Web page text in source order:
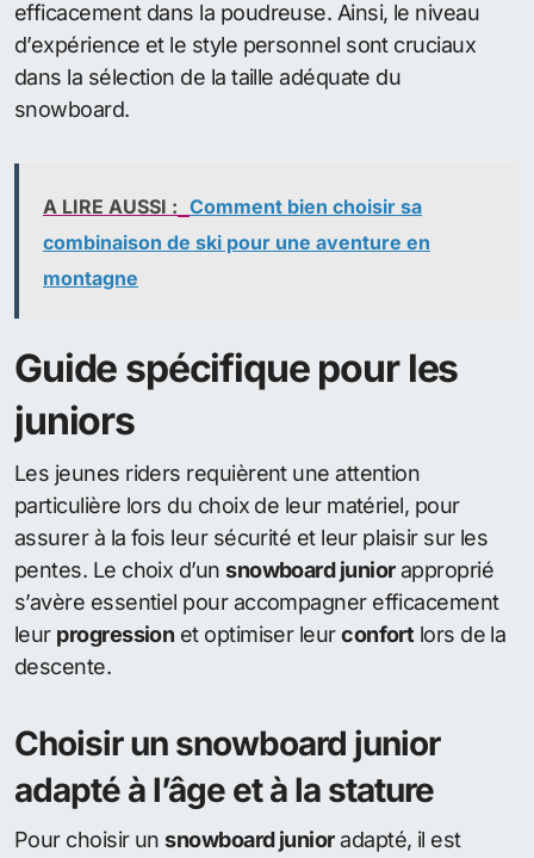
efficacement dans la poudreuse. Ainsi, le niveau
d’expérience et le style personnel sont cruciaux
dans la sélection de la taille adéquate du
snowboard.
A LIRE AUSSI : Comment bien choisir sa
combinaison de ski pour une aventure en
montagne
Guide spécifique pour les
juniors
Les jeunes riders requièrent une attention
particulière lors du choix de leur matériel, pour
assurer à la fois leur sécurité et leur plaisir sur les
pentes. Le choix d’unsnowboard juniorapproprié
s’avère essentiel pour accompagner efficacement
leur progression et optimiser leurconfort lors de la
descente.
Choisir un snowboard junior
adapté à l’âge et à la stature
Pour choisir unsnowboard junioradapté, il est